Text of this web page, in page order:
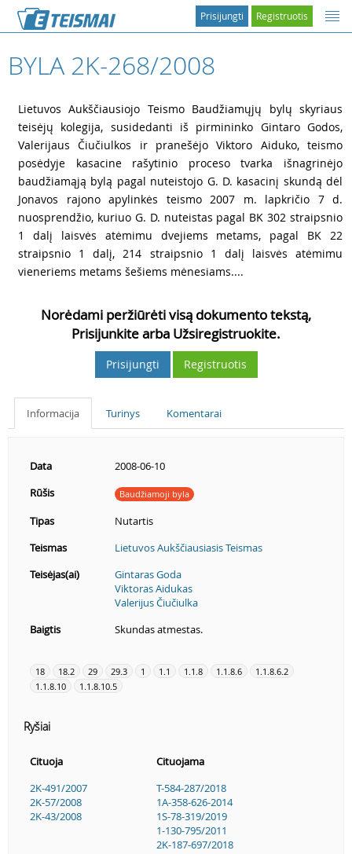
Registruotis
Prisijungti
BYLA 2K-268/2008
Lietuvos Aukščiausiojo Teismo Baudžiamųjų bylų skyriaus
teisėjų kolegija, susidedanti iš pirmininko Gintaro Godos,
Valerijaus Čiučiulkos ir pranešėjo Viktoro Aiduko, teismo
posėdyje kasacine rašytinio proceso tvarka išnagrinėjo
baudžiamąją bylą pagal nuteistojo G. D. kasacinį skundą dėl
Jonavos rajono apylinkės teismo 2007 m. lapkričio 7 d.
nuosprendžio, kuriuo G. D. nuteistas pagal BK 302 straipsnio
1 dalį laisvės atėmimu dvejiems metams, pagal BK 22
straipsnio 1 dalį, 214 straipsnio 1 dalį laisvės atėmimu
vieneriems metams šešiems mėnesiams....
Norėdami peržiūrėti visą dokumento tekstą,
Prisijunkite arba Užsiregistruokite.
Prisijungti Registruotis
Informacija Turinys Komentarai
Data
2008-06-10
Rūšis
Baudžiamoji byla
Tipas
Nutartis
Teismas
Lietuvos Aukščiausiasis Teismas
Teisėjas(ai)
Gintaras Goda
Viktoras Aidukas
Valerijus Čiučiulka
Baigtis
Skundas atmestas.
18 18.2 29 29.3 1 1.1 1.1.8 1.1.8.6
1.1.8.6.2
1.1.8.10
1.1.8.10.5
Ryšiai
Cituoja
Cituojama
2K-491/2007
2K-57/2008
2K-43/2008
T-584-287/2018
1A-358-626-2014
1S-78-319/2019
1-130-795/2011
2K-187-697/2018